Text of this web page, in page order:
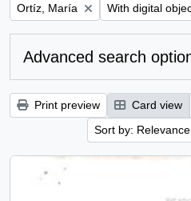
Remove filter:
Ortíz, María Remove filter:
With digital
Advanced search
Print preview Card view
Sort by: Relevance